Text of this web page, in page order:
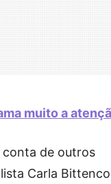
muito a
conta de outros
Carla